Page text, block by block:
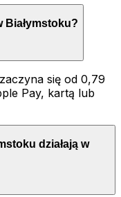
Białymstoku?
się od 0,79
Pay, kartą lub
działają w